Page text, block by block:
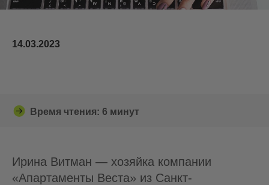
14.03.2023
Время чтения: 6 минут
Ирина Витман — хозяйка компании
«Апартаменты Веста» из Санкт-